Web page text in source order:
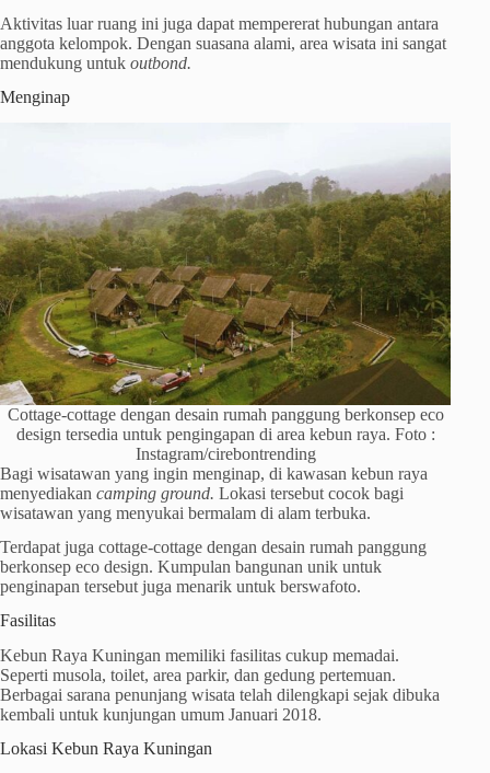
Aktivitas luar ruang ini juga dapat mempererat hubungan antara
anggota kelompok. Dengan suasana alami, area wisata ini sangat
mendukung untuk outbond.
Menginap
Cottage-cottage dengan desain rumah panggung berkonsep eco
design tersedia untuk pengingapan di area kebun raya. Foto :
Instagram/cirebontrending
Bagi wisatawan yang ingin menginap, di kawasan kebun raya
menyediakan camping ground. Lokasi tersebut cocok bagi
wisatawan yang menyukai bermalam di alam terbuka.
Terdapat juga cottage-cottage dengan desain rumah panggung
berkonsep eco design. Kumpulan bangunan unik untuk
penginapan tersebut juga menarik untuk berswafoto.
Fasilitas
Kebun Raya Kuningan memiliki fasilitas cukup memadai.
Seperti musola, toilet, area parkir, dan gedung pertemuan.
Berbagai sarana penunjang wisata telah dilengkapi sejak dibuka
kembali untuk kunjungan umum Januari 2018.
Lokasi Kebun Raya Kuningan